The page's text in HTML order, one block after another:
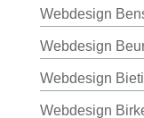
Webdesign
Webdesign
Webdesign
Webdesign